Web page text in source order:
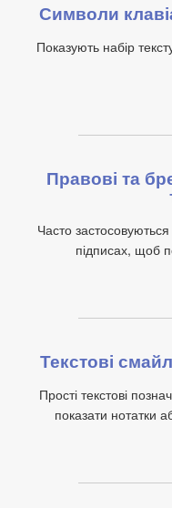
Символи
Показують набір
Правові та
Часто
підписах, щоб
Текстові
Прості текстові
показати нотатки